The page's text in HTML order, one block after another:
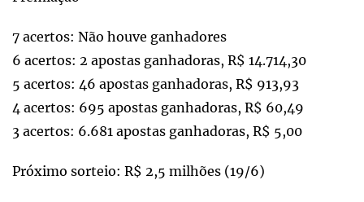
7 acertos: Não houve ganhadores
6 acertos: 2 apostas ganhadoras, R$ 14.714,30
5 acertos: 46 apostas ganhadoras, R$ 913,93
4 acertos: 695 apostas ganhadoras, R$ 60,49
3 acertos: 6.681 apostas ganhadoras, R$ 5,00
Próximo sorteio: R$ 2,5 milhões (19/6)